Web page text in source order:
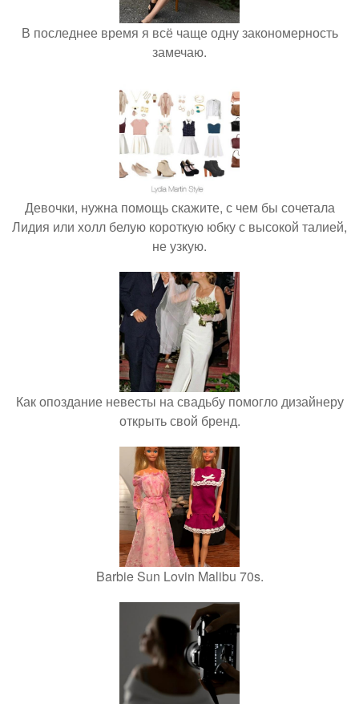
В последнее время я всё чаще одну закономерность
замечаю.
Девочки, нужна помощь скажите, с чем бы сочетала
Лидия или холл белую короткую юбку с высокой талией,
не узкую.
Как опоздание невесты на свадьбу помогло дизайнеру
открыть свой бренд.
Barbie Sun Lovin Malibu 70s.